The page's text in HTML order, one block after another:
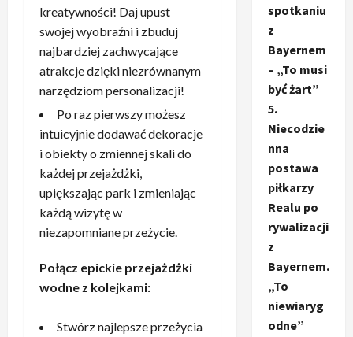
kreatywności! Daj upust
swojej wyobraźni i zbuduj
najbardziej zachwycające
atrakcje dzięki niezrównanym
narzędziom personalizacji!
Po raz pierwszy możesz
intuicyjnie dodawać dekoracje
i obiekty o zmiennej skali do
każdej przejażdżki,
upiększając park i zmieniając
każdą wizytę w
niezapomniane przeżycie.
Połącz epickie przejażdżki
wodne z kolejkami:
Stwórz najlepsze przeżycia
spotkaniu
z
Bayernem
– „To musi
być żart”
5.
Niecodzie
nna
postawa
piłkarzy
Realu po
rywalizacji
z
Bayernem.
„To
niewiaryg
odne”